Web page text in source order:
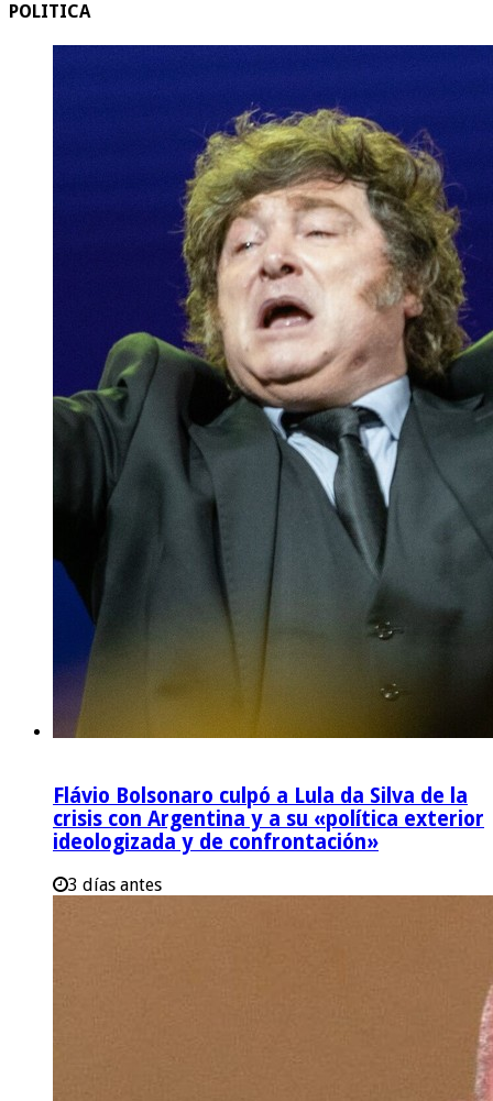
POLITICA
Flávio Bolsonaro culpó a Lula da Silva de la
crisis con Argentina y a su «política exterior
ideologizada y de confrontación»
3 días antes